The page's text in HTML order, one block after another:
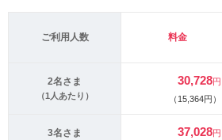
ご利用人数 料金
2名さま
（1人あたり）
30,728円
（15,364円）
3名さま 37,028円